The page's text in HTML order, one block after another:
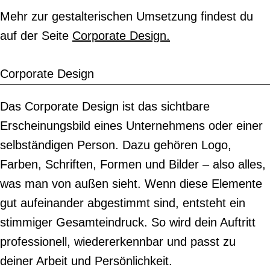
Mehr zur gestalterischen Umsetzung findest du
auf der Seite Corporate Design.
Corporate Design
Das Corporate Design ist das sichtbare
Erscheinungsbild eines Unternehmens oder einer
selbständigen Person. Dazu gehören Logo,
Farben, Schriften, Formen und Bilder – also alles,
was man von außen sieht. Wenn diese Elemente
gut aufeinander abgestimmt sind, entsteht ein
stimmiger Gesamteindruck. So wird dein Auftritt
professionell, wiedererkennbar und passt zu
deiner Arbeit und Persönlichkeit.